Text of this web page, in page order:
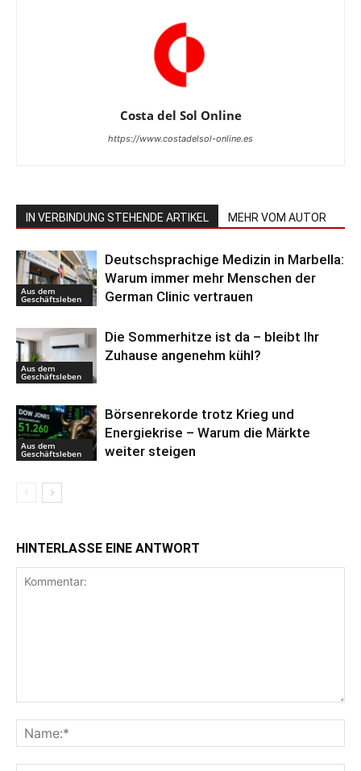
Costa del Sol Online
https://www.costadelsol-online.es
IN VERBINDUNG STEHENDE ARTIKEL MEHR VOM AUTOR
Aus dem
Geschäftsleben
Deutschsprachige Medizin in Marbella:
Warum immer mehr Menschen der
German Clinic vertrauen
Aus dem
Geschäftsleben
Die Sommerhitze ist da – bleibt Ihr
Zuhause angenehm kühl?
Aus dem
Geschäftsleben
Börsenrekorde trotz Krieg und
Energiekrise – Warum die Märkte
weiter steigen
HINTERLASSE EINE ANTWORT